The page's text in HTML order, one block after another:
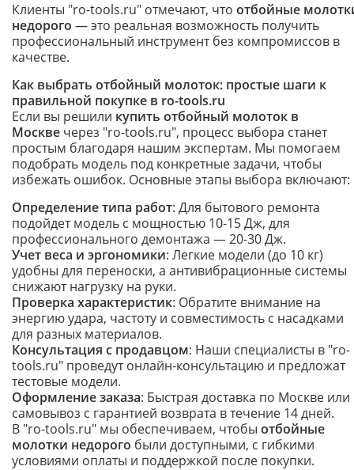
Клиенты "ro-tools.ru" отмечают, что отбойные
недорого — это реальная возможность получить
профессиональный инструмент без компромиссов в
качестве.
Как выбрать отбойный молоток: простые шаги к
правильной покупке в ro-tools.ru
Если вы решили купить отбойный молоток в
Москве через "ro-tools.ru", процесс выбора станет
простым благодаря нашим экспертам. Мы помогаем
подобрать модель под конкретные задачи, чтобы
избежать ошибок. Основные этапы выбора включают:
Определение типа работ: Для бытового ремонта
подойдет модель с мощностью 10-15 Дж, для
профессионального демонтажа — 20-30 Дж.
Учет веса и эргономики: Легкие модели (до 10 кг)
удобны для переноски, а антивибрационные системы
снижают нагрузку на руки.
Проверка характеристик: Обратите внимание на
энергию удара, частоту и совместимость с насадками
для разных материалов.
Консультация с продавцом: Наши специалисты в "ro-
tools.ru" проведут онлайн-консультацию и предложат
тестовые модели.
Оформление заказа: Быстрая доставка по Москве или
самовывоз с гарантией возврата в течение 14 дней.
В "ro-tools.ru" мы обеспечиваем, чтобы отбойные
молотки недорого были доступными, с гибкими
условиями оплаты и поддержкой после покупки.